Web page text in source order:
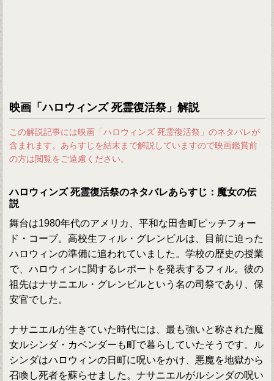
映画「ハロウィンズ 死霊復活祭」解説
この解説記事には映画「ハロウィンズ 死霊復活祭」のネタバレが
含まれます。あらすじを結末まで解説していますので映画鑑賞前
の方は閲覧をご遠慮ください。
ハロウィンズ 死霊復活祭のネタバレあらすじ：魔女の伝
説
舞台は1980年代のアメリカ、平和な田舎町ピッチフォー
ド・コーブ。高校生フィル・グレンビルは、目前に迫った
ハロウィンの準備に追われていました。学校の歴史の授業
で、ハロウィンに関するレポートを発表するフィル。彼の
祖先はナサニエル・グレンビルという名の司祭であり、保
安官でした。
ナサニエルが生きていた時代には、最も強いと称された魔
女ルシンダ・カベンダーも町で暮らしていたそうです。ル
シンダはハロウィンの日町に呪いをかけ、悪魔を地獄から
召喚し死者を蘇らせました。ナサニエルがルシンダの呪い